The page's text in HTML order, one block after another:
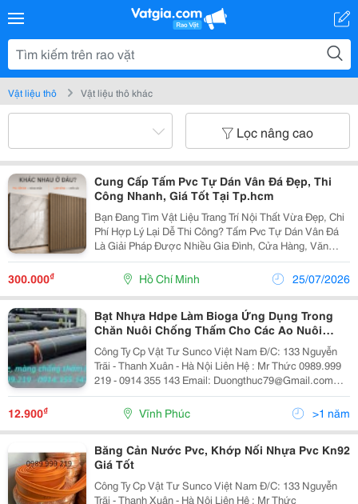
Vật liệu thô Vật liệu thô khác
Lọc nâng cao
Cung Cấp Tấm Pvc Tự Dán Vân Đá Đẹp, Thi
Công Nhanh, Giá Tốt Tại Tp.hcm
Bạn Đang Tìm Vật Liệu Trang Trí Nội Thất Vừa Đẹp, Chi
Phí Hợp Lý Lại Dễ Thi Công? Tấm Pvc Tự Dán Vân Đá
Là Giải Pháp Được Nhiều Gia Đình, Cửa Hàng, Văn
Phòng Và Quán Cà Phê Lựa Chọn Để Làm Mới Không
Gian Mà Không Cần Cải Tạo Phức Tạp. Kho Vật Liệu...
300.000₫ Hồ Chí Minh 25/07/2026
Bạt Nhựa Hdpe Làm Bioga Ứng Dụng Trong
Chăn Nuôi Chống Thấm Cho Các Ao Nuôi
Trồng Thủy Sản Trên Cát
Công Ty Cp Vật Tư Sunco Việt Nam Đ/C: 133 Nguyễn
Trãi - Thanh Xuân - Hà Nội Liên Hệ : Mr Thức 0989.999
219 - 0914 355 143 Email: Duongthuc79@Gmail.com
Website: Tamcannuoc.com &Ndash; Hồ Sinh Thái Lót
Màng Chống Thấm Hdpe, Màng Hdpe, Bạt H
12.900₫ Vĩnh Phúc >1 năm
Băng Cản Nước Pvc, Khớp Nối Nhựa Pvc Kn92
Giá Tốt
Công Ty Cp Vật Tư Sunco Việt Nam Đ/C: 133 Nguyễn
Trãi - Thanh Xuân - Hà Nội Liên Hệ : Mr Thức